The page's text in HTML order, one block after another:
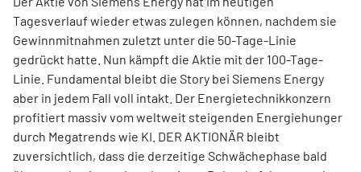
Tagesverlauf wieder etwas zulegen können, nachdem sie
Gewinnmitnahmen zuletzt unter die 50-Tage-Linie
gedrückt hatte. Nun kämpft die Aktie mit der 100-Tage-
Linie. Fundamental bleibt die Story bei Siemens Energy
aber in jedem Fall voll intakt. Der Energietechnikkonzern
profitiert massiv vom weltweit steigenden Energiehunger
durch Megatrends wie KI. DER AKTIONÄR bleibt
zuversichtlich, dass die derzeitige Schwächephase bald